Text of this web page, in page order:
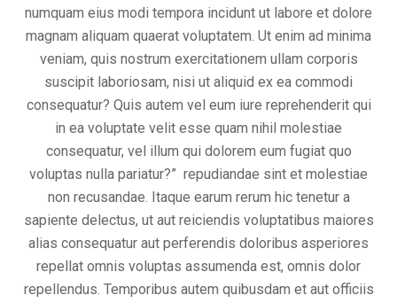
numquam eius modi tempora incidunt ut labore et dolore
magnam aliquam quaerat voluptatem. Ut enim ad minima
veniam, quis nostrum exercitationem ullam corporis
suscipit laboriosam, nisi ut aliquid ex ea commodi
consequatur? Quis autem vel eum iure reprehenderit qui
in ea voluptate velit esse quam nihil molestiae
consequatur, vel illum qui dolorem eum fugiat quo
voluptas nulla pariatur?” repudiandae sint et molestiae
non recusandae. Itaque earum rerum hic tenetur a
sapiente delectus, ut aut reiciendis voluptatibus maiores
alias consequatur aut perferendis doloribus asperiores
repellat omnis voluptas assumenda est, omnis dolor
repellendus. Temporibus autem quibusdam et aut officiis